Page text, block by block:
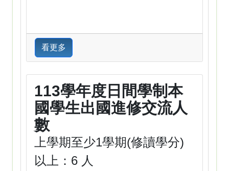
看更多
113學年度日間學制本
國學生出國進修交流人
數
上學期至少1學期(修讀學分)
以上：6 人